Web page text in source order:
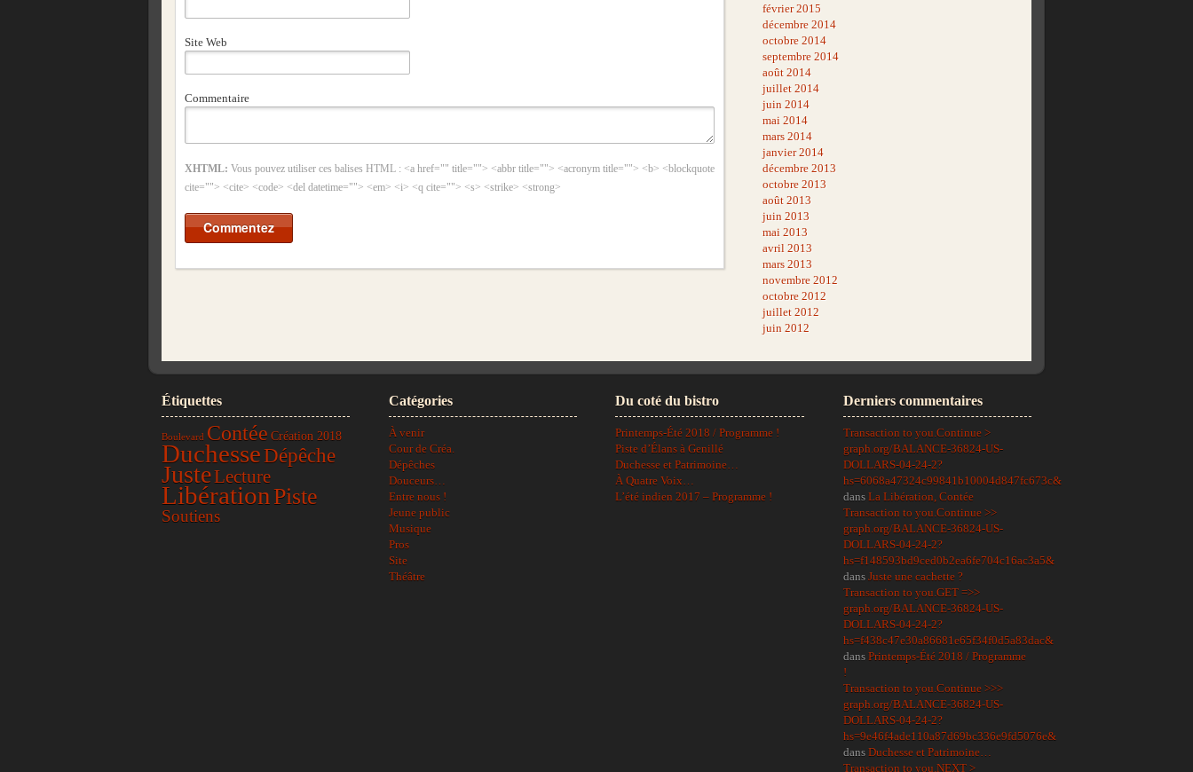
Site Web
Commentaire
XHTML: Vous pouvez utiliser ces balises HTML : <a href="" title=""> <abbr title=""> <acronym title=""> <b> <blockquote
cite=""> <cite> <code> <del datetime=""> <em> <i> <q cite=""> <s> <strike> <strong>
février 2015
décembre 2014
octobre 2014
septembre 2014
août 2014
juillet 2014
juin 2014
mai 2014
mars 2014
janvier 2014
décembre 2013
octobre 2013
août 2013
juin 2013
mai 2013
avril 2013
mars 2013
novembre 2012
octobre 2012
juillet 2012
juin 2012
Étiquettes
Boulevard Contée Création 2018
DuchesseDépêche
JusteLecture
LibérationPiste
Soutiens
Catégories
À venir
Cour de Créa.
Dépêches
Douceurs…
Entre nous !
Jeune public
Musique
Pros
Site
Théâtre
Du coté du bistro
Printemps-Été 2018 / Programme !
Piste d’Élans à Genillé
Duchesse et Patrimoine…
À Quatre Voix…
L’été indien 2017 – Programme !
Derniers commentaires
Transaction to you.Continue >
graph.org/BALANCE-36824-US-
DOLLARS-04-24-2?
hs=6068a47324c99841b10004d847fc673c&
dans La Libération, Contée
Transaction to you.Continue >>
graph.org/BALANCE-36824-US-
DOLLARS-04-24-2?
hs=f148593bd9ced0b2ea6fe704c16ac3a5&
dans Juste une cachette ?
Transaction to you.GET =>>
graph.org/BALANCE-36824-US-
DOLLARS-04-24-2?
hs=f438c47e30a86681e65f34f0d5a83dac&
dans Printemps-Été 2018 / Programme
!
Transaction to you.Continue >>>
graph.org/BALANCE-36824-US-
DOLLARS-04-24-2?
hs=9e46f4ade110a87d69bc336e9fd5076e&
dans Duchesse et Patrimoine…
Transaction to you.NEXT >